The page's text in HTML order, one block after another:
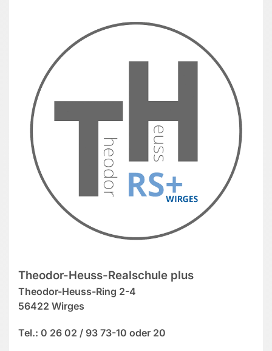
Theodor-Heuss-Realschule plus
Theodor-Heuss-Ring 2-4
56422 Wirges
Tel.: 0 26 02 / 93 73-10 oder 20